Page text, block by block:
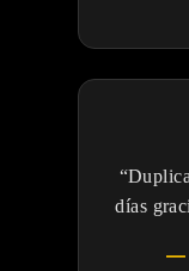
días
—